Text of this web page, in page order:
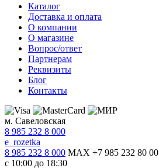
Каталог
Доставка и оплата
О компании
О магазине
Вопрос/ответ
Партнерам
Реквизиты
Блог
Контакты
м. Савеловская
8 985 232 8 000
e_rozetka
8 985 232 8 000 MAX +7 985 232 80 00
с 10:00 до 18:30